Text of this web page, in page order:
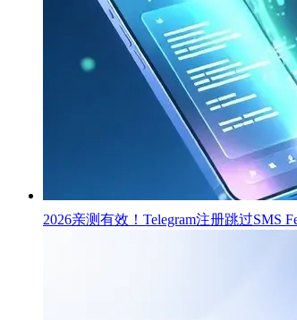
2026亲测有效！Telegram注册跳过SMS